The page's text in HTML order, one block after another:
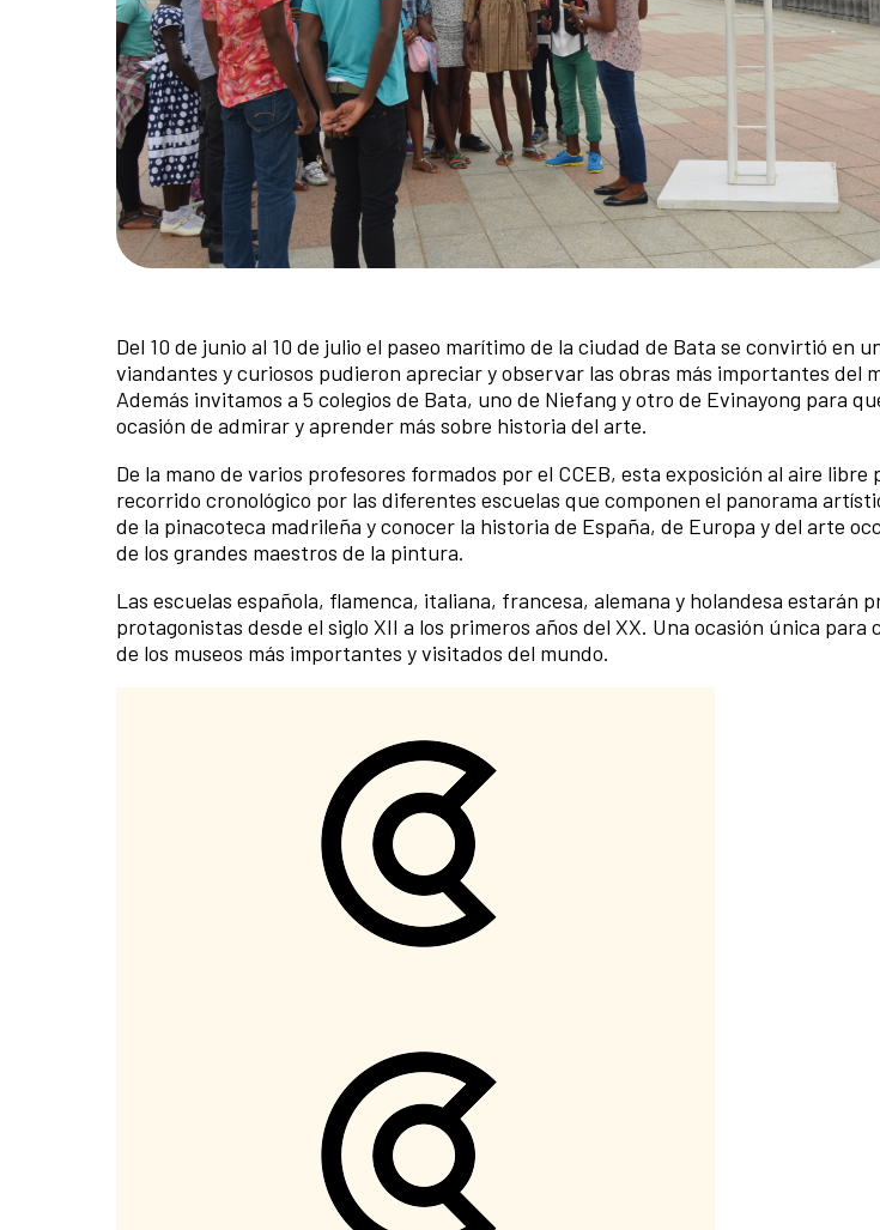
Del 10 de junio al 10 de julio el paseo marítimo de la ciudad de Bata se convirtió en
viandantes y curiosos pudieron apreciar y observar las obras más importantes del
Además invitamos a 5 colegios de Bata, uno de Niefang y otro de Evinayong para
ocasión de admirar y aprender más sobre historia del arte.
De la mano de varios profesores formados por el CCEB, esta exposición al aire
recorrido cronológico por las diferentes escuelas que componen el panorama
de la pinacoteca madrileña y conocer la historia de España, de Europa y del arte
de los grandes maestros de la pintura.
Las escuelas española, flamenca, italiana, francesa, alemana y holandesa estarán
protagonistas desde el siglo XII a los primeros años del XX. Una ocasión única para
de los museos más importantes y visitados del mundo.